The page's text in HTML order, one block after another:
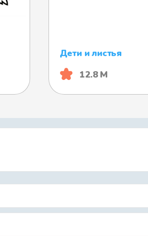
Дети и листья
12.8 М